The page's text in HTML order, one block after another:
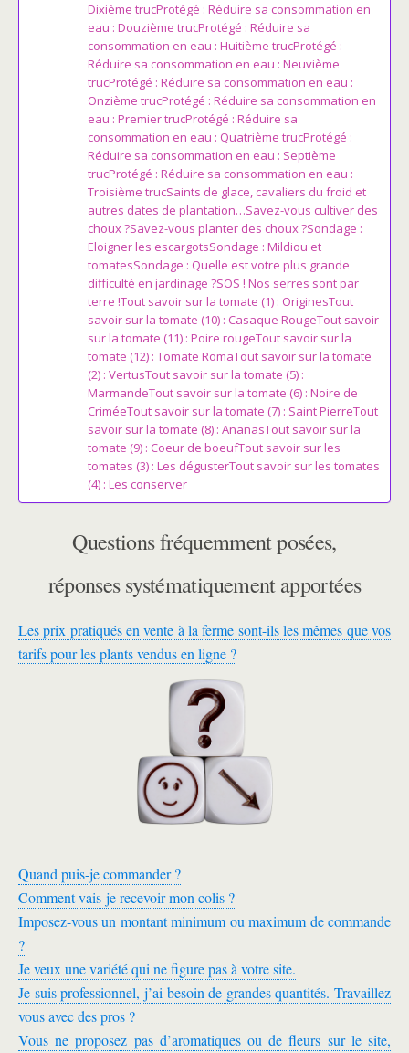
Dixième trucProtégé : Réduire sa consommation en
eau : Douzième trucProtégé : Réduire sa
consommation en eau : Huitième trucProtégé :
Réduire sa consommation en eau : Neuvième
trucProtégé : Réduire sa consommation en eau :
Onzième trucProtégé : Réduire sa consommation en
eau : Premier trucProtégé : Réduire sa
consommation en eau : Quatrième trucProtégé :
Réduire sa consommation en eau : Septième
trucProtégé : Réduire sa consommation en eau :
Troisième trucSaints de glace, cavaliers du froid et
autres dates de plantation…Savez-vous cultiver des
choux ?Savez-vous planter des choux ?Sondage :
Eloigner les escargotsSondage : Mildiou et
tomatesSondage : Quelle est votre plus grande
difficulté en jardinage ?SOS ! Nos serres sont par
terre !Tout savoir sur la tomate (1) : OriginesTout
savoir sur la tomate (10) : Casaque RougeTout savoir
sur la tomate (11) : Poire rougeTout savoir sur la
tomate (12) : Tomate RomaTout savoir sur la tomate
(2) : VertusTout savoir sur la tomate (5) :
MarmandeTout savoir sur la tomate (6) : Noire de
CriméeTout savoir sur la tomate (7) : Saint PierreTout
savoir sur la tomate (8) : AnanasTout savoir sur la
tomate (9) : Coeur de boeufTout savoir sur les
tomates (3) : Les dégusterTout savoir sur les tomates
(4) : Les conserver
Questions fréquemment posées,
réponses systématiquement apportées
Les prix pratiqués en vente à la ferme sont-ils les mêmes que vos
tarifs pour les plants vendus en ligne ?
Quand puis-je commander ?
Comment vais-je recevoir mon colis ?
Imposez-vous un montant minimum ou maximum de commande
?
Je veux une variété qui ne figure pas à votre site.
Je suis professionnel, j’ai besoin de grandes quantités. Travaillez
vous avec des pros ?
Vous ne proposez pas d’aromatiques ou de fleurs sur le site,